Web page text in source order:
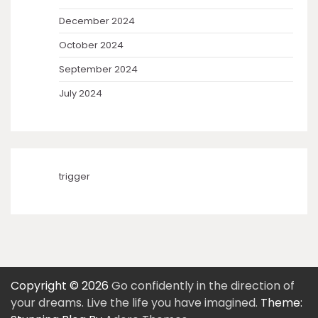
December 2024
October 2024
September 2024
July 2024
trigger
Copyright © 2026 Go confidently in the direction of
your dreams. Live the life you have imagined. Theme: